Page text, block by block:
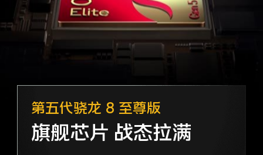
第五代骁龙 8 至尊版
旗舰芯片 战态拉满